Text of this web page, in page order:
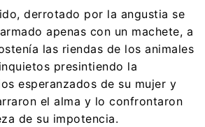
derrotado por la angustia se
apenas con un machete, a
las riendas de los animales
presintiendo la
esperanzados de su mujer y
el alma y lo confrontaron
de su impotencia.